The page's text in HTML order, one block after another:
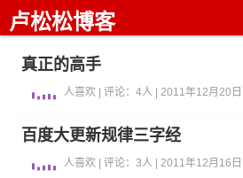
卢松松博客
真正的高手
人喜欢 | 评论：4人 | 2011年12月20日 |
百度大更新规律三字经
人喜欢 | 评论：3人 | 2011年12月16日 |